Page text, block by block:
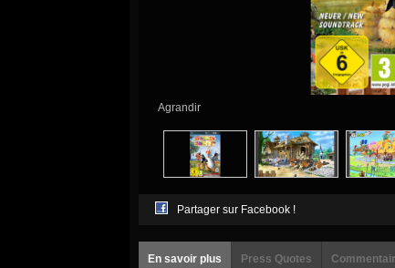
Agrandir
Partager sur Facebook !
En savoir plus Press Quotes